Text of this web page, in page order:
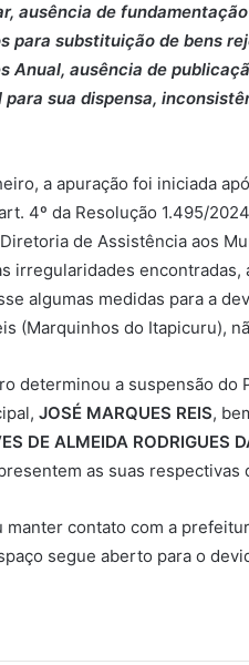
ausência de
para substituição de bens
Anual, ausência de
sua dispensa,
a apuração foi iniciada
4º da Resolução 1.495/
de Assistência aos
irregularidades
algumas medidas para a
(Marquinhos do Itapicuru),
determinou a suspensão do
JOSÉ MARQUES REIS,
DE ALMEIDA RODRIGUES
as suas respectivas
manter contato com a
segue aberto para o